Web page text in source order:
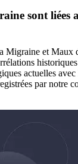
sont liées
Migraine et Maux
actuelles
par notre